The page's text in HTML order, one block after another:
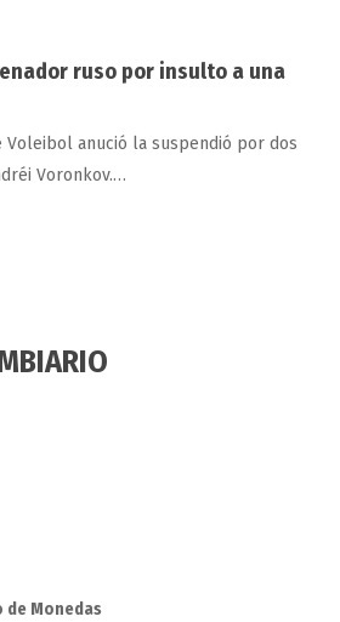
ruso por insulto a una
Voleibol anució la suspendió por dos
Voronkov.…
de Monedas